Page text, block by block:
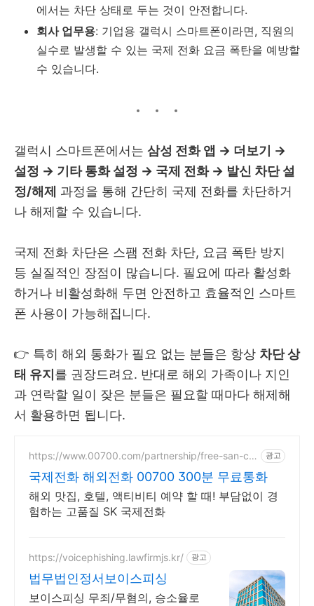
에서는 차단 상태로 두는 것이 안전합니다.
회사 업무용: 기업용 갤럭시 스마트폰이라면, 직원의
실수로 발생할 수 있는 국제 전화 요금 폭탄을 예방할
수 있습니다.
갤럭시 스마트폰에서는 삼성 전화 앱 → 더보기 →
설정 → 기타 통화 설정 → 국제 전화 → 발신 차단 설
정/해제 과정을 통해 간단히 국제 전화를 차단하거
나 해제할 수 있습니다.
국제 전화 차단은 스팸 전화 차단, 요금 폭탄 방지
등 실질적인 장점이 많습니다. 필요에 따라 활성화
하거나 비활성화해 두면 안전하고 효율적인 스마트
폰 사용이 가능해집니다.
👉 특히 해외 통화가 필요 없는 분들은 항상 차단 상
태 유지 를 권장드려요. 반대로 해외 가족이나 지인
과 연락할 일이 잦은 분들은 필요할 때마다 해제해
서 활용하면 됩니다.
https://www.00700.com/partnership/free-san-co
광고
국제전화 해외전화 00700 300분 무료통화
해외 맛집, 호텔, 액티비티 예약 할 때! 부담없이 경
험하는 고품질 SK 국제전화
https://voicephishing.lawfirmjs.kr/ 광고
법무법인정서보이스피싱
보이스피싱 무죄/무혐의, 승소율로